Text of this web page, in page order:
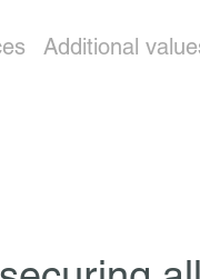
Additional